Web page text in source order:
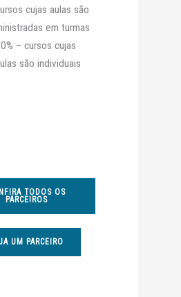
cujas aulas são
em turmas
– cursos cujas
são individuais
TODOS OS
PARCEIROS
UM PARCEIRO